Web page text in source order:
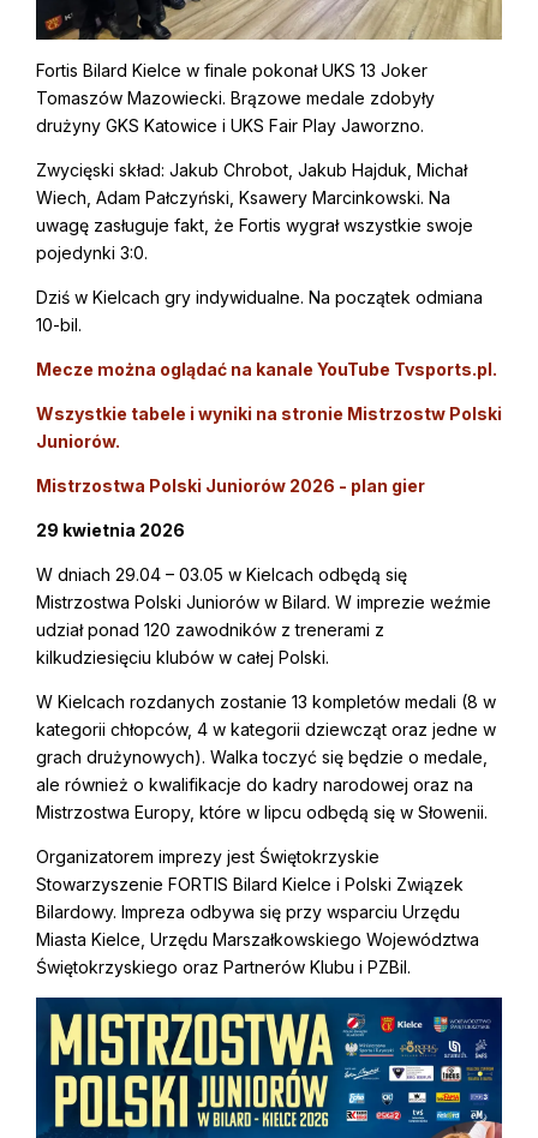
Fortis Bilard Kielce w finale pokonał UKS 13 Joker
Tomaszów Mazowiecki. Brązowe medale zdobyły
drużyny GKS Katowice i UKS Fair Play Jaworzno.
Zwycięski skład: Jakub Chrobot, Jakub Hajduk, Michał
Wiech, Adam Pałczyński, Ksawery Marcinkowski. Na
uwagę zasługuje fakt, że Fortis wygrał wszystkie swoje
pojedynki 3:0.
Dziś w Kielcach gry indywidualne. Na początek odmiana
10-bil.
Mecze można oglądać na kanale YouTube Tvsports.pl.
Wszystkie tabele i wyniki na stronie Mistrzostw Polski
Juniorów.
Mistrzostwa Polski Juniorów 2026 - plan gier
29 kwietnia 2026
W dniach 29.04 – 03.05 w Kielcach odbędą się
Mistrzostwa Polski Juniorów w Bilard. W imprezie weźmie
udział ponad 120 zawodników z trenerami z
kilkudziesięciu klubów w całej Polski.
W Kielcach rozdanych zostanie 13 kompletów medali (8 w
kategorii chłopców, 4 w kategorii dziewcząt oraz jedne w
grach drużynowych). Walka toczyć się będzie o medale,
ale również o kwalifikacje do kadry narodowej oraz na
Mistrzostwa Europy, które w lipcu odbędą się w Słowenii.
Organizatorem imprezy jest Świętokrzyskie
Stowarzyszenie FORTIS Bilard Kielce i Polski Związek
Bilardowy. Impreza odbywa się przy wsparciu Urzędu
Miasta Kielce, Urzędu Marszałkowskiego Województwa
Świętokrzyskiego oraz Partnerów Klubu i PZBil.